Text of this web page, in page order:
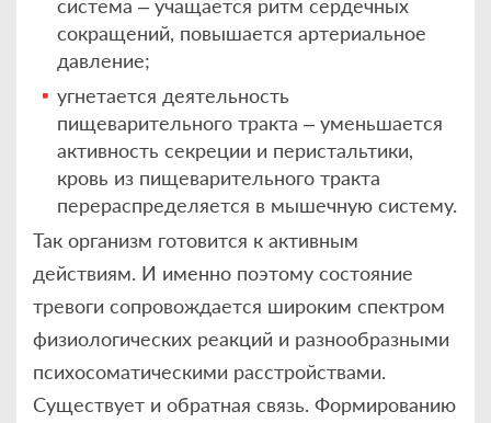
система – учащается ритм сердечных
сокращений, повышается артериальное
давление;
угнетается деятельность
пищеварительного тракта – уменьшается
активность секреции и перистальтики,
кровь из пищеварительного тракта
перераспределяется в мышечную систему.
Так организм готовится к активным
действиям. И именно поэтому состояние
тревоги сопровождается широким спектром
физиологических реакций и разнообразными
психосоматическими расстройствами.
Существует и обратная связь. Формированию